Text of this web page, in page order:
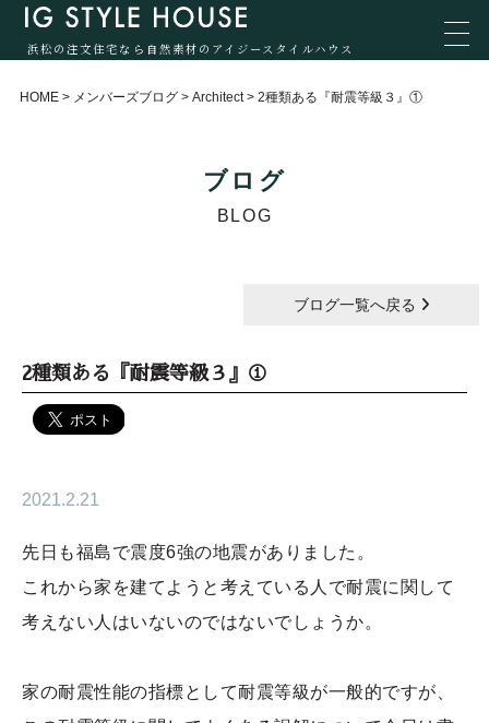
浜松の注文住宅なら自然素材のアイジースタイルハウス
HOME > メンバーズブログ > Architect > 2種類ある『耐震等級３』①
ブログ
BLOG
ブログ一覧へ戻る
2種類ある『耐震等級３』①
2021.2.21
先日も福島で震度6強の地震がありました。
これから家を建てようと考えている人で耐震に関して
考えない人はいないのではないでしょうか。
家の耐震性能の指標として耐震等級が一般的ですが、